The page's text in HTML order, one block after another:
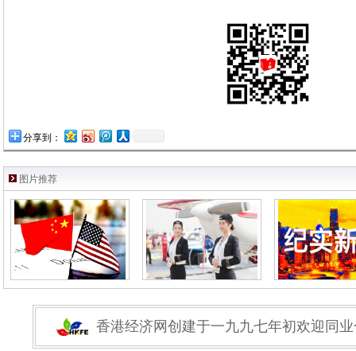
分享到：
图片推荐
香港经济网创建于一九九七年初欢迎同业